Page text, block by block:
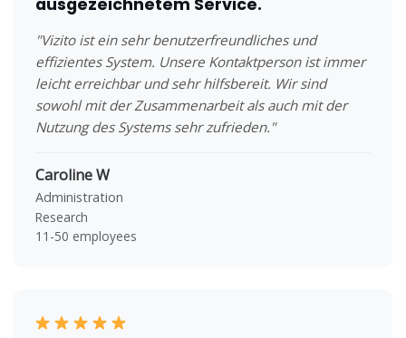
"Vizito ist ein sehr benutzerfreundliches und
effizientes System. Unsere Kontaktperson ist immer
leicht erreichbar und sehr hilfsbereit. Wir sind
sowohl mit der Zusammenarbeit als auch mit der
Nutzung des Systems sehr zufrieden."
Caroline W
Administration
Research
11-50 employees